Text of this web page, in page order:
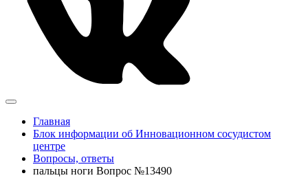
Главная
Блок информации об Инновационном сосудистом
центре
Вопросы, ответы
пальцы ноги Вопрос №13490